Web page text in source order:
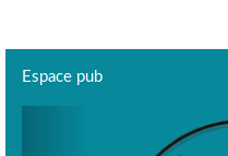
Espace pub